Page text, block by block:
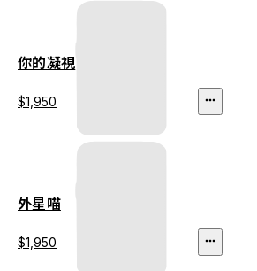
你的凝視
$1,950
外星喵
$1,950